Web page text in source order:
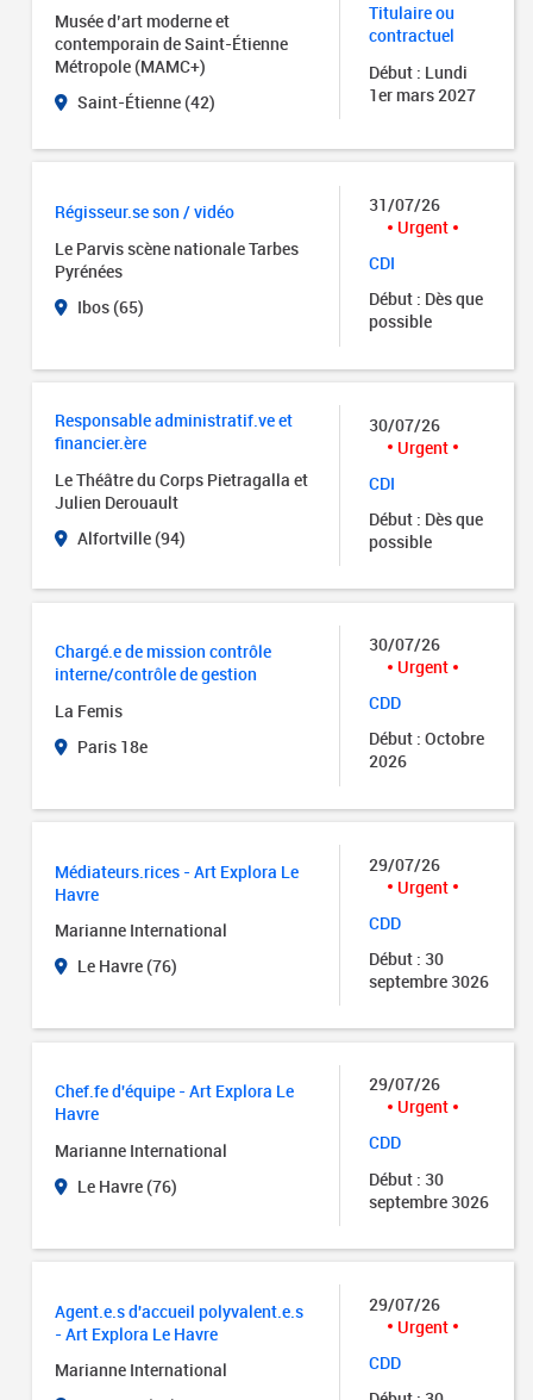
Musée d’art moderne et
contemporain de Saint-Étienne
Métropole (MAMC+)
Saint-Étienne (42)
Titulaire ou
contractuel
Début : Lundi
1er mars 2027
Régisseur.se son / vidéo
Le Parvis scène nationale Tarbes
Pyrénées
Ibos (65)
31/07/26
Urgent
CDI
Début : Dès que
possible
Responsable administratif.ve et
financier.ère
Le Théâtre du Corps Pietragalla et
Julien Derouault
Alfortville (94)
30/07/26
Urgent
CDI
Début : Dès que
possible
Chargé.e de mission contrôle
interne/contrôle de gestion
La Femis
Paris 18e
30/07/26
Urgent
CDD
Début : Octobre
2026
Médiateurs.rices - Art Explora Le
Havre
Marianne International
Le Havre (76)
29/07/26
Urgent
CDD
Début : 30
septembre 3026
Chef.fe d'équipe - Art Explora Le
Havre
Marianne International
Le Havre (76)
29/07/26
Urgent
CDD
Début : 30
septembre 3026
Agent.e.s d'accueil polyvalent.e.s
- Art Explora Le Havre
Marianne International
29/07/26
Urgent
CDD